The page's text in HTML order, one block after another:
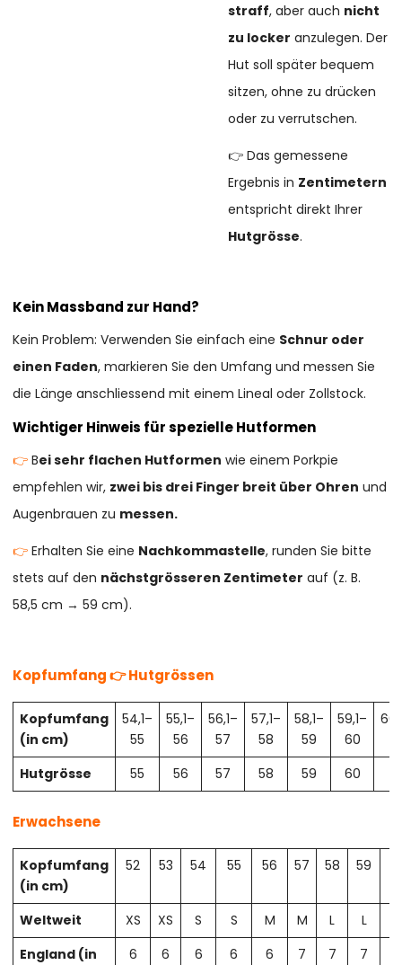
straff, aber auch nicht
zu locker anzulegen. Der
Hut soll später bequem
sitzen, ohne zu drücken
oder zu verrutschen.
👉 Das gemessene
Ergebnis in Zentimetern
entspricht direkt Ihrer
Hutgrösse.
Kein Massband zur Hand?
Kein Problem: Verwenden Sie einfach eine Schnur oder
einen Faden, markieren Sie den Umfang und messen Sie
die Länge anschliessend mit einem Lineal oder Zollstock.
Wichtiger Hinweis für spezielle Hutformen
👉Bei sehr flachen Hutformen wie einem Porkpie
empfehlen wir, zwei bis drei Finger breit über Ohren und
Augenbrauen zu messen.
👉Erhalten Sie eine Nachkommastelle, runden Sie bitte
stets auf den nächstgrösseren Zentimeter auf (z. B.
58,5 cm → 59 cm).
Kopfumfang 👉 Hutgrössen
Kopfumfang
(in cm)
54,1–
55
55,1–
56
56,1–
57
57,1–
58
58,1–
59
59,1–
60
Hutgrösse
55 56 57 58 59 60
Erwachsene
Kopfumfang
(in cm)
52 53 54 55 56 57 58 59
Weltweit XS XS S S M M L L
England (in
6
6
6
6
6
7
7
7